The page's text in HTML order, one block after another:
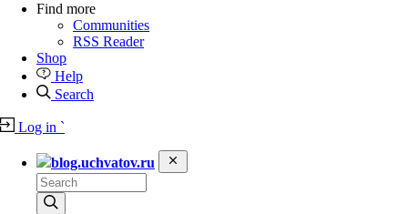
Find more
Communities
RSS Reader
Shop
Help
Search
Log in `
blog.uchvatov.ru